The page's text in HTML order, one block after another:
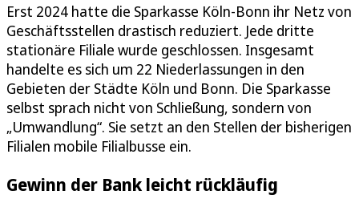
Erst 2024 hatte die Sparkasse Köln-Bonn ihr Netz von
Geschäftsstellen drastisch reduziert. Jede dritte
stationäre Filiale wurde geschlossen. Insgesamt
handelte es sich um 22 Niederlassungen in den
Gebieten der Städte Köln und Bonn. Die Sparkasse
selbst sprach nicht von Schließung, sondern von
„Umwandlung“. Sie setzt an den Stellen der bisherigen
Filialen mobile Filialbusse ein.
Gewinn der Bank leicht rückläufig